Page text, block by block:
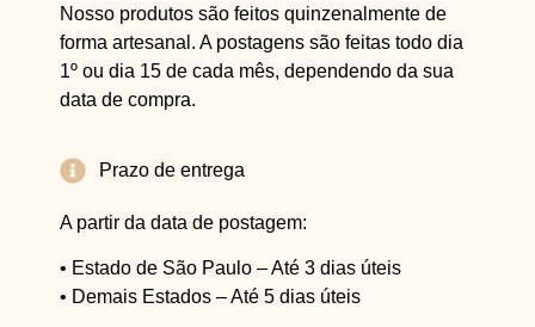
Nosso produtos são feitos quinzenalmente de
forma artesanal. A postagens são feitas todo dia
1º ou dia 15 de cada mês, dependendo da sua
data de compra.
Prazo de entrega
A partir da data de postagem:
• Estado de São Paulo – Até 3 dias úteis
• Demais Estados – Até 5 dias úteis